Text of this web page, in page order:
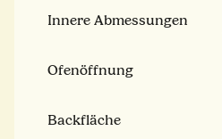
Innere Abmessungen
Ofenöffnung
Backfläche